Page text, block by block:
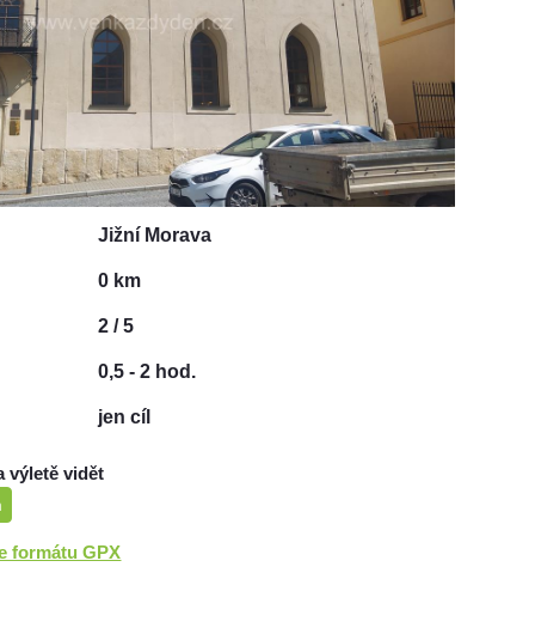
Jižní Morava
0 km
2 / 5
0,5 - 2 hod.
jen cíl
výletě vidět
formátu GPX